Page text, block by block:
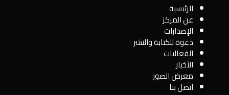
الرئيسية
عن المركز
الإصدارات
دعوة للكتابة والنشر
الفعاليات
الأخبار
معرض الصور
اتصل بنا